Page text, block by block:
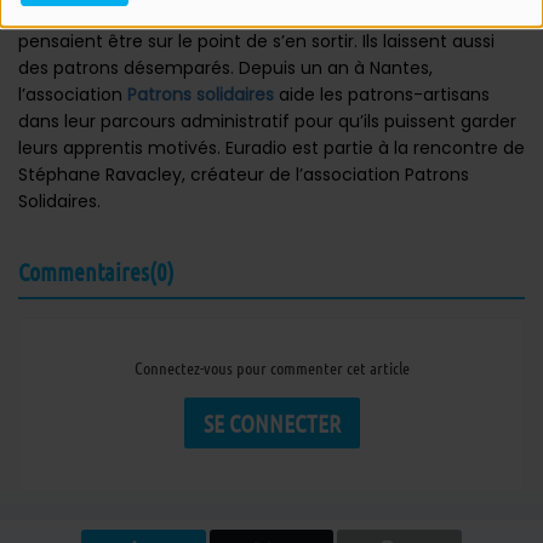
pensaient être sur le point de s’en sortir. Ils laissent aussi
des patrons désemparés. Depuis un an à Nantes,
l’association Patrons solidaires aide les patrons-artisans
dans leur parcours administratif pour qu’ils puissent garder
leurs apprentis motivés. Euradio est partie à la rencontre de
Stéphane Ravacley, créateur de l’association Patrons
Solidaires.
Commentaires(0)
Connectez-vous pour commenter cet article
SE CONNECTER